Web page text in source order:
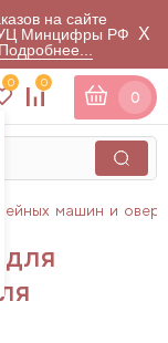
на сайте
Минцифры РФ
Подробнее...
X
0 0
0
машин и
для